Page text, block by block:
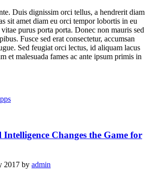
Duis dignissim orci tellus, a hendrerit diam
sit amet diam eu orci tempor lobortis in eu
purus porta porta. Donec non mauris sed
Fusce sed erat consectetur, accumsan
Sed feugiat orci lectus, id aliquam lacus
et malesuada fames ac ante ipsum primis in
Changes the Game for
2017 by admin